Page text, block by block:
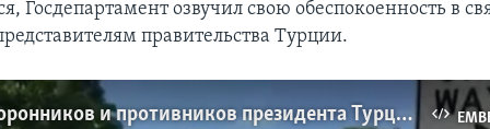
Госдепартамент озвучил свою обеспокоенность в
правительства Турции.
Встреча сторонников и противников президента Турции Реджепа Тайипа Эрдогана у турецкого посольства в Вашингтоне в среду закончилась дракой